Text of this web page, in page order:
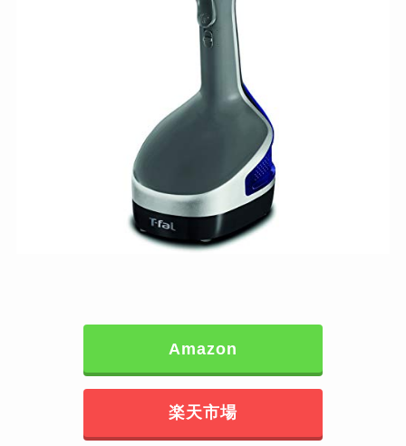
Amazon
楽天市場